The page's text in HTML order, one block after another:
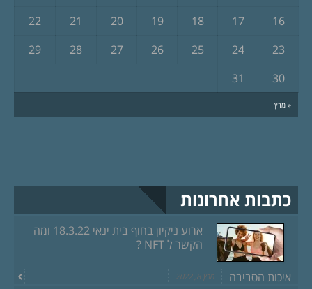
« מרץ
16
17
18
19
20
21
22
23
24
25
26
27
28
29
30
31
כתבות אחרונות
ארוע ניקיון בחוף בית ינאי 18.3.22 ומה
הקשר ל NFT ?
איכות הסביבה מרץ 8, 2022